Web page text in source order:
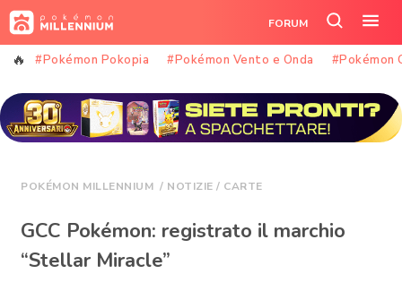
Vai
al
contenuto
FORUM
Cerca
nel il
#Pokémon Pokopia #Pokémon Vento e Onda #Pokémon
POKÉMON MILLENNIUM / NOTIZIE / CARTE
GCC Pokémon: registrato il marchio
“Stellar Miracle”